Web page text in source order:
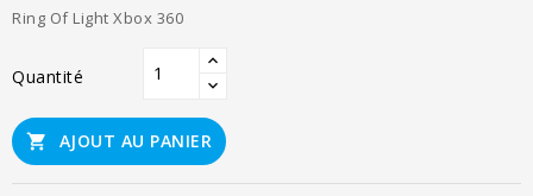
Ring Of Light Xbox 360
Quantité
 AJOUT AU PANIER